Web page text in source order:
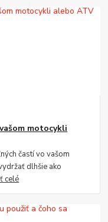
motocykli
častí vo vašom
dlhšie ako
celé